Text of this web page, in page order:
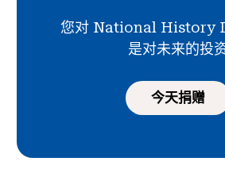
您对 National History
是对未来的投
今天捐赠